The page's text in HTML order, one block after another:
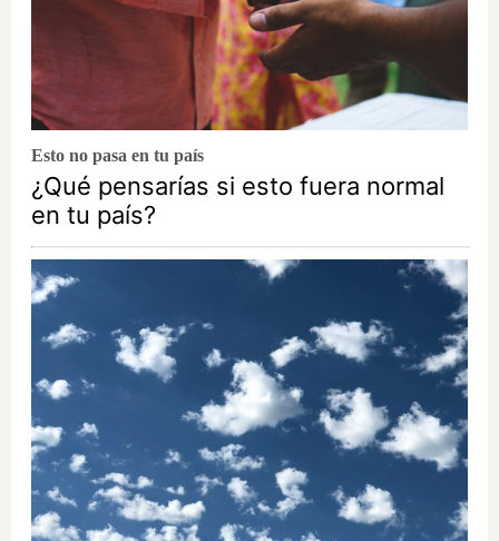
Esto no pasa en tu país
¿Qué pensarías si esto fuera normal
en tu país?